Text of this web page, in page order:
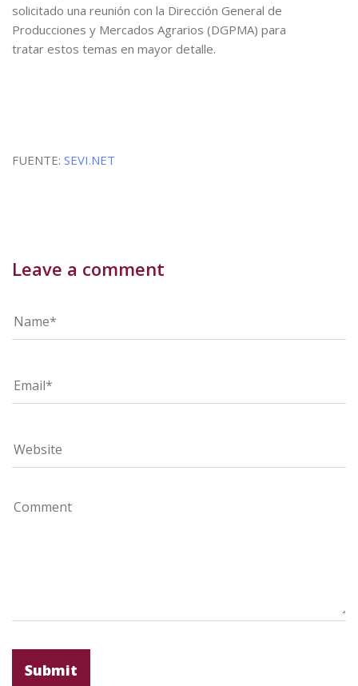
solicitado una reunión con la Dirección General de
Producciones y Mercados Agrarios (DGPMA) para
tratar estos temas en mayor detalle.
FUENTE: SEVI.NET
Leave a comment